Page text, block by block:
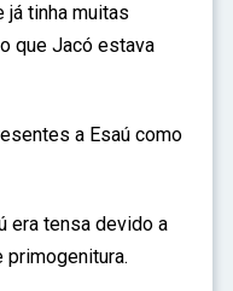
tinha muitas
que Jacó estava
a Esaú como
era tensa devido a